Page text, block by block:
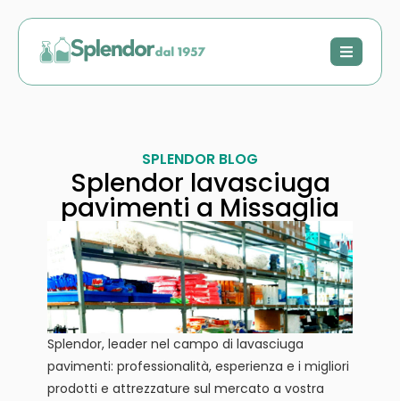
SPLENDOR BLOG
Splendor lavasciuga
pavimenti a Missaglia
Splendor, leader nel campo di lavasciuga
pavimenti: professionalità, esperienza e i migliori
prodotti e attrezzature sul mercato a vostra